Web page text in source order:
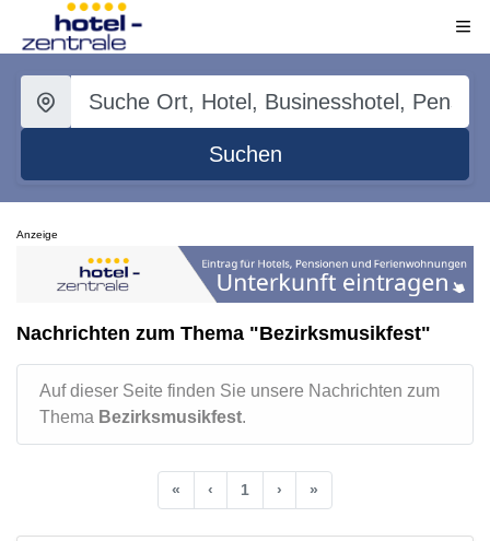
Suchen
Anzeige
Nachrichten zum Thema "Bezirksmusikfest"
Auf dieser Seite finden Sie unsere Nachrichten zum
Thema Bezirksmusikfest.
« ‹ 1 › »